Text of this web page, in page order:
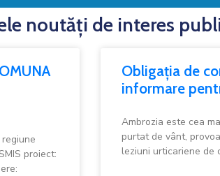
noutăți de interes
proiect:
Obligația de
informare
Ambrozia este cea
purtat de vânt,
leziuni urticariene de